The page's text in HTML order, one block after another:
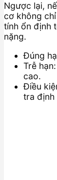
Ngược lại,
cơ không
tính ổn định
nặng.
Đúng
Trễ
cao.
Điều
tra định